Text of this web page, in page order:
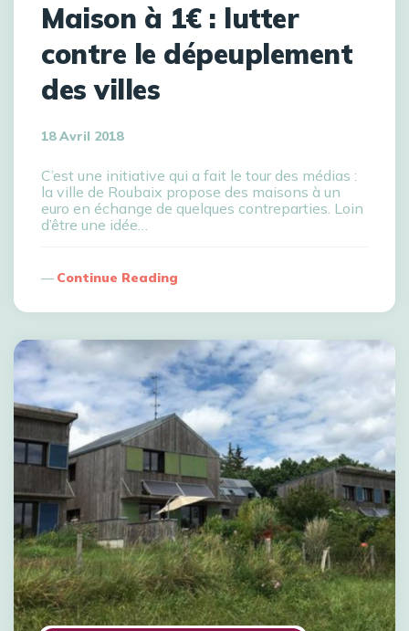
Maison à 1€ : lutter
contre le dépeuplement
des villes
18 Avril 2018
C’est une initiative qui a fait le tour des médias :
la ville de Roubaix propose des maisons à un
euro en échange de quelques contreparties. Loin
d’être une idée…
Continue Reading